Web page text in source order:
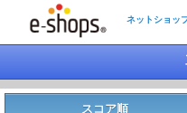
ネットショッ
スコア順